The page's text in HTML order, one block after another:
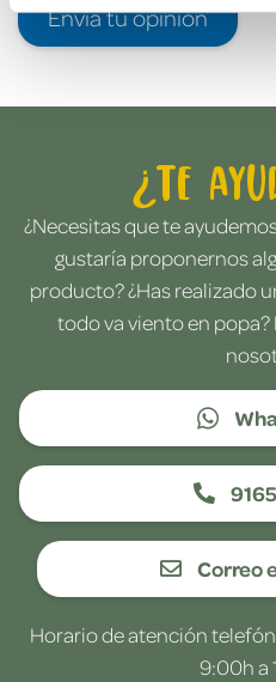
Envía tu opinión
¿Te
¿Necesitas que te
gustaría proponernos
producto? ¿Has realizado
todo va viento en
Correo
Horario de atención
9:00h a